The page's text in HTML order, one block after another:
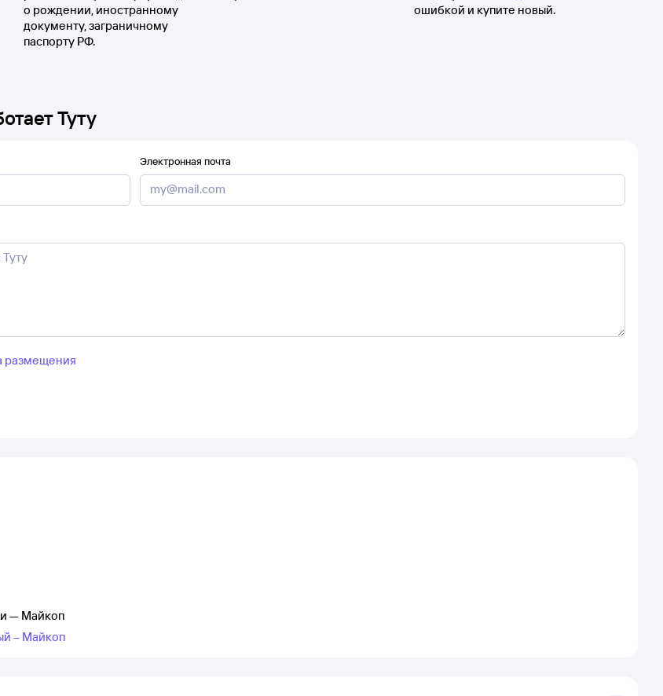
о рождении, иностранному
документу, заграничному
паспорту РФ.
ошибкой и купите новый.
Туту
Электронная почта
размещения
— Майкоп
– Майкоп